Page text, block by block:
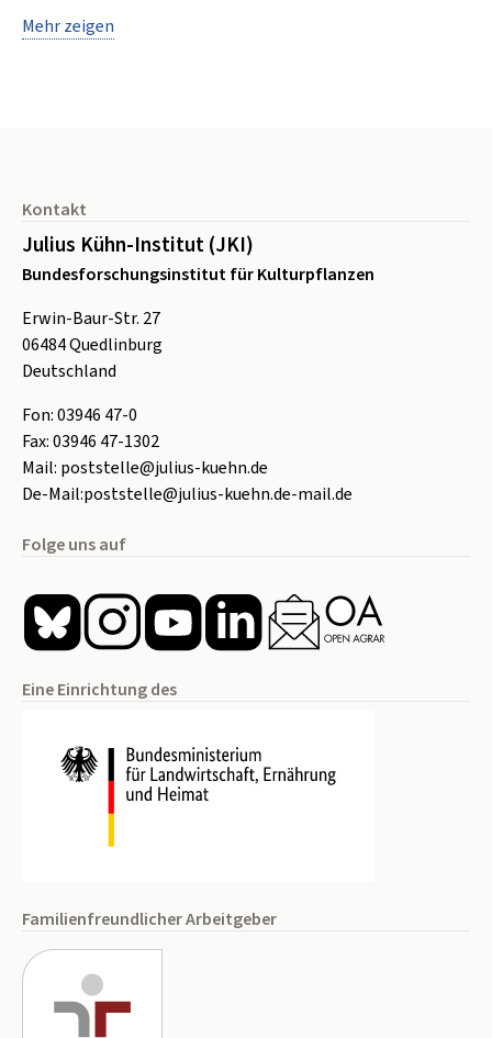
Mehr zeigen
Kontakt
Julius Kühn-Institut (JKI)
Bundesforschungsinstitut für Kulturpflanzen
Erwin-Baur-Str. 27
06484Quedlinburg
Deutschland
Fon:03946 47-0
Fax:03946 47-1302
Mail: poststelle@julius-kuehn.de
De-Mail:poststelle@julius-kuehn.de-mail.de
Folge uns auf
Eine Einrichtung des
Familienfreundlicher Arbeitgeber